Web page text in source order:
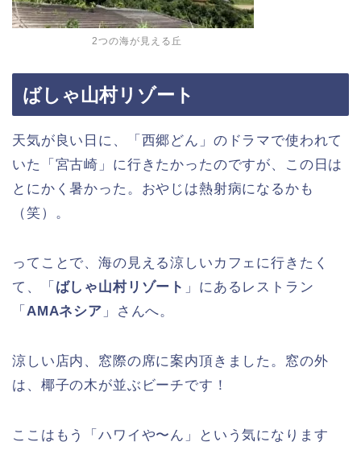
2つの海が見える丘
ばしゃ山村リゾート
天気が良い日に、「西郷どん」のドラマで使われて
いた「宮古崎」に行きたかったのですが、この日は
とにかく暑かった。おやじは熱射病になるかも
（笑）。
ってことで、海の見える涼しいカフェに行きたく
て、「 ばしゃ山村リゾート 」にあるレストラン
「 AMAネシア 」さんへ。
涼しい店内、窓際の席に案内頂きました。窓の外
は、椰子の木が並ぶビーチです！
ここはもう「ハワイや〜ん」という気になります